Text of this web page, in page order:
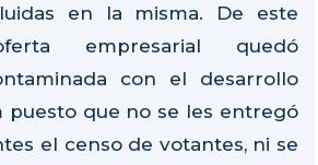
en la misma. De este
empresarial quedó
con el desarrollo
puesto que no se les entregó
el censo de votantes, ni se